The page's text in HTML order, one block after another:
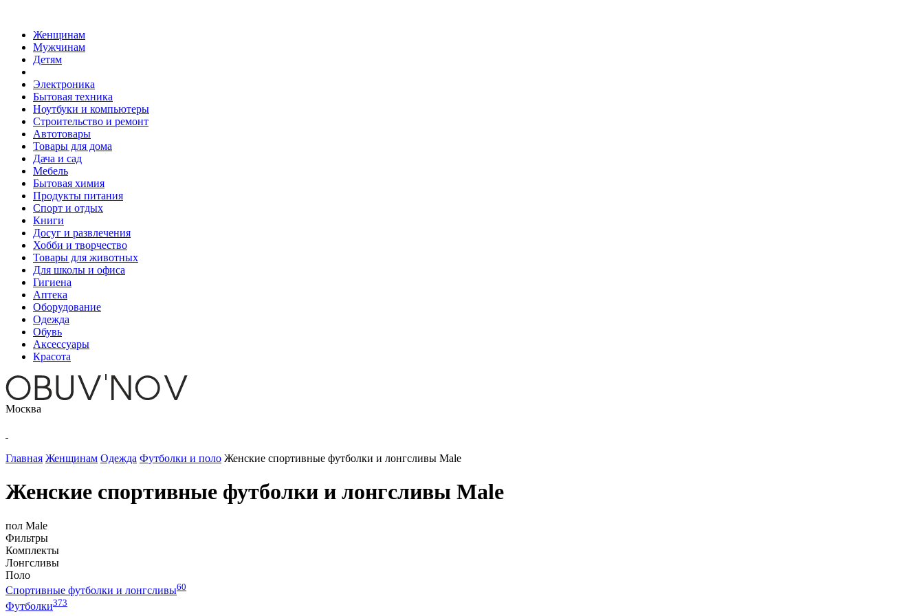
Женщинам
Мужчинам
Детям
Электроника
Бытовая техника
Ноутбуки и компьютеры
Строительство и ремонт
Автотовары
Товары для дома
Дача и сад
Мебель
Бытовая химия
Продукты питания
Спорт и отдых
Книги
Досуг и развлечения
Хобби и творчество
Товары для животных
Для школы и офиса
Гигиена
Аптека
Оборудование
Одежда
Обувь
Аксессуары
Красота
Москва
Главная Женщинам Одежда Футболки и поло Женские спортивные футболки и лонгсливы Male
Женские спортивные футболки и лонгсливы Male
пол Male
Фильтры
Комплекты
Лонгсливы
Поло
Спортивные футболки и лонгсливы60
Футболки373